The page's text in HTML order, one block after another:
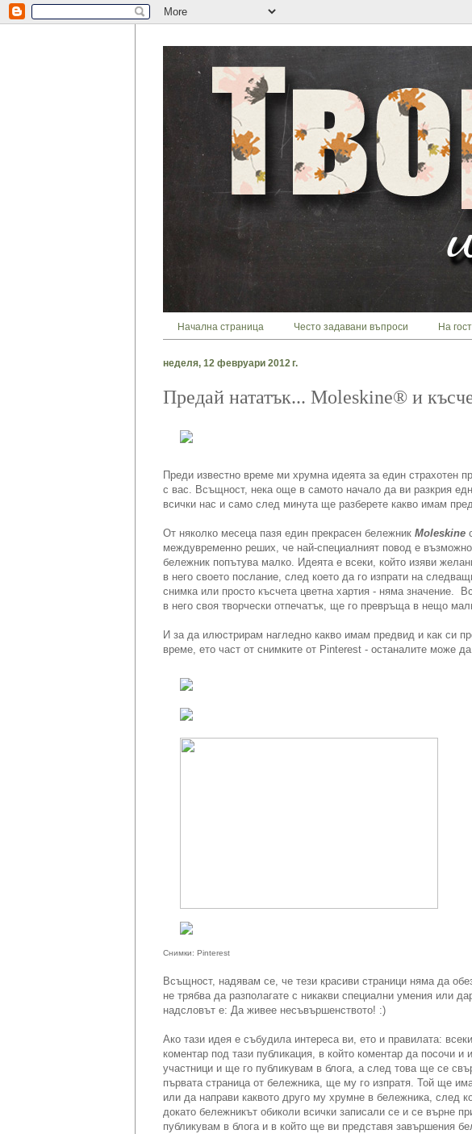
Начална страница Често задавани въпроси На
неделя, 12 февруари 2012 г.
Предай нататък... Moleskine® и
Преди известно време ми хрумна идеята за един страхотен
с вас. Всъщност, нека още в самото начало да ви разкрия
всички нас и само след минута ще разберете какво имам
От няколко месеца пазя един прекрасен бележник Moleskinе
междувременно реших, че най-специалният повод е
бележник попътува малко. Идеята е всеки, който изяви
в него своето послание, след което да го изпрати на
снимка или просто късчета цветна хартия - няма значение.
в него своя творчески отпечатък, ще го превръща в нещо
И за да илюстрирам нагледно какво имам предвид и как си
време, ето част от снимките от Pinterest - останалите може
Снимки: Pinterest
Всъщност, надявам се, че тези красиви страници няма да
не трябва да разполагате с никакви специални умения или
надсловът е: Да живее несъвършенството! :)
Ако тази идея е събудила интереса ви, ето и правилата:
коментар под тази публикация, в който коментар да посочи
участници и ще го публикувам в блога, а след това ще се
първата страница от бележника, ще му го изпратя. Той ще
или да направи каквото друго му хрумне в бележника, след
докато бележникът обиколи всички записали се и се върне
публикувам в блога и в който ще ви представя завършения